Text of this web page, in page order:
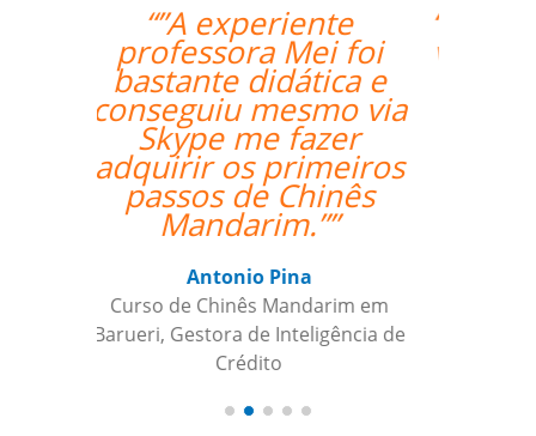
“”The first lesson went
very well! Prof. Carlos
could teach both in
Chinese and English
and we're quite
satisfied with that. ””
Ziyi Pan